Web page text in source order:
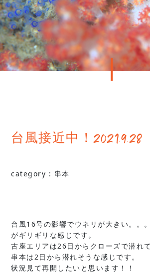
台風接近中！2021.9.28
category : 串本
台風16号の影響でウネリが大きい。。
がギリギリな感じです。
古座エリアは26日からクローズで潜れ
串本は2日から潜れそうな感じです。
状況見て再開したいと思います！！